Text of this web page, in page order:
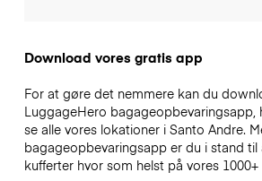
Download vores gratis app
For at gøre det nemmere kan du
LuggageHero bagageopbevaringsapp,
se alle vores lokationer i Santo Andre.
bagageopbevaringsapp er du i stand
kufferter hvor som helst på vores